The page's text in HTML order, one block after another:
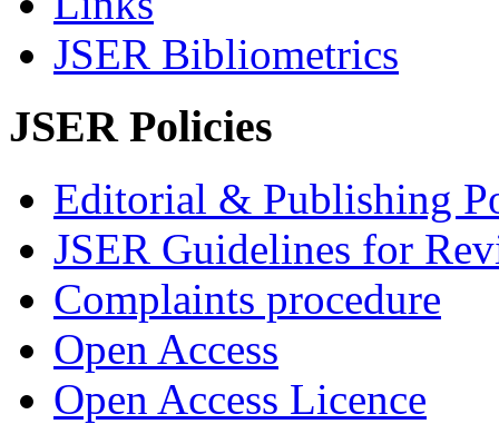
JSER Bibliometrics
JSER Policies
Editorial & Publishing
JSER Guidelines for
Complaints procedure
Open Access
Open Access Licence